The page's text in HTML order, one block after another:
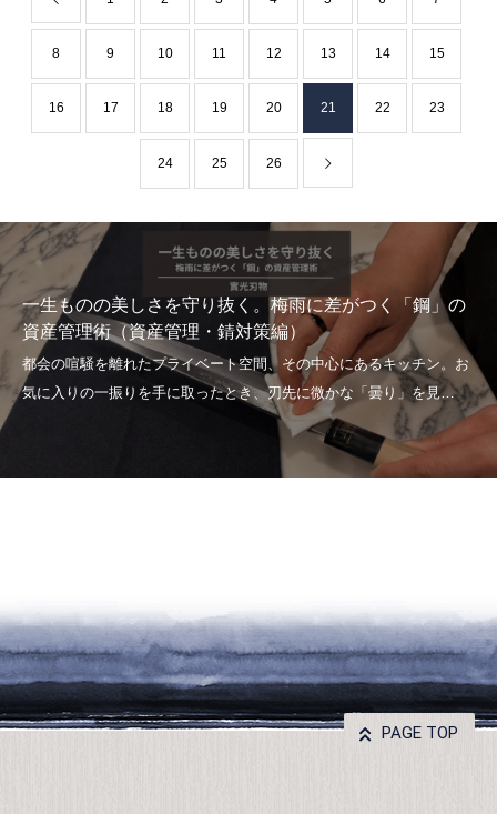
8 9 10 11 12 13 14 15
16 17 18 19 20 21 22 23
24 25 26
一生ものの美しさを守り抜く。梅雨に差がつく「鋼」の
資産管理術（資産管理・錆対策編）
PAGE TOP